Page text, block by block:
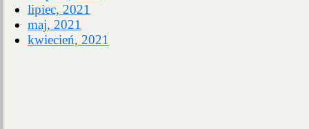
lipiec, 2021
maj, 2021
kwiecień, 2021